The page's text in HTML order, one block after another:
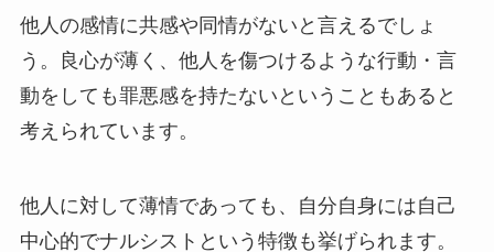
他人の感情に共感や同情がないと言えるでしょ
う。良心が薄く、他人を傷つけるような行動・言
動をしても罪悪感を持たないということもあると
考えられています。
他人に対して薄情であっても、自分自身には自己
中心的でナルシストという特徴も挙げられます。